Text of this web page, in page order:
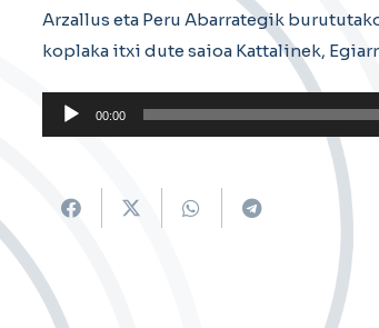
Arzallus eta Peru Abarrategik
koplaka itxi dute saioa Kattalinek,
Soinu
erreproduzigailua
00:00